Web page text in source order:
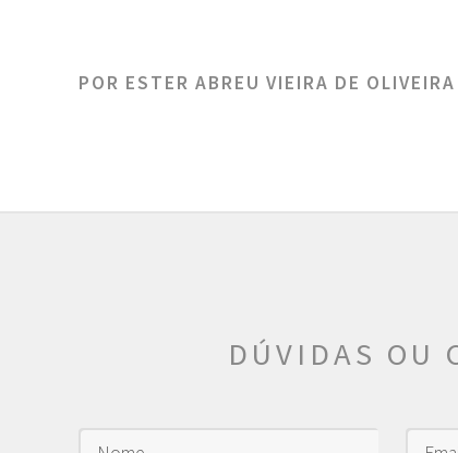
POR ESTER ABREU VIEIRA DE
DÚVIDAS OU